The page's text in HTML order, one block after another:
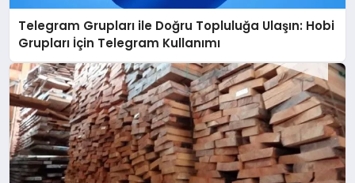
Telegram Grupları ile Doğru Topluluğa Ulaşın: Hobi
Grupları İçin Telegram Kullanımı